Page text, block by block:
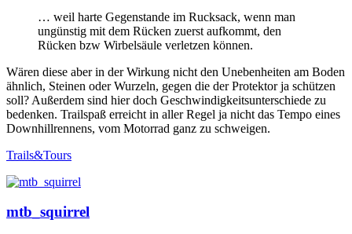
… weil harte Gegenstande im Rucksack, wenn man
ungünstig mit dem Rücken zuerst aufkommt, den
Rücken bzw Wirbelsäule verletzen können.
Wären diese aber in der Wirkung nicht den Unebenheiten am Boden
ähnlich, Steinen oder Wurzeln, gegen die der Protektor ja schützen
soll? Außerdem sind hier doch Geschwindigkeitsunterschiede zu
bedenken. Trailspaß erreicht in aller Regel ja nicht das Tempo eines
Downhillrennens, vom Motorrad ganz zu schweigen.
Trails&Tours
mtb_squirrel